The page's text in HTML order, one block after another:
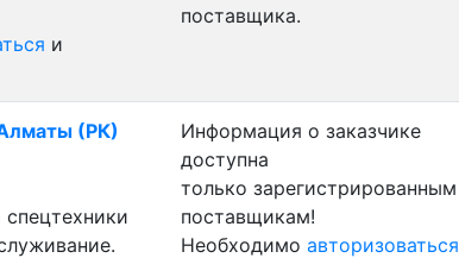
и
поставщика.
(РК)
Информация о заказчике
доступна
только зарегистрированным
поставщикам!
Необходимо авторизоваться